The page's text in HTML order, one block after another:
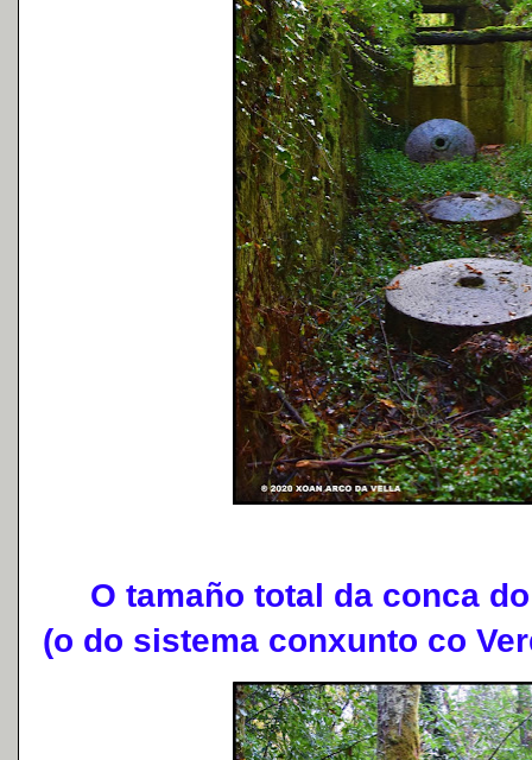
O tamaño total da conca do
(o do sistema conxunto co